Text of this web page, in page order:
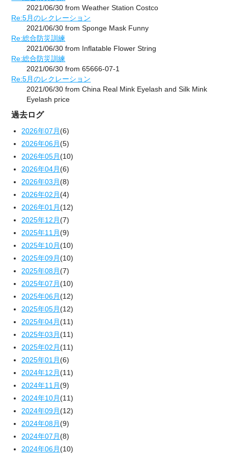
2021/06/30 from Weather Station Costco
Re:5月のレクレーション
2021/06/30 from Sponge Mask Funny
Re:総合防災訓練
2021/06/30 from Inflatable Flower String
Re:総合防災訓練
2021/06/30 from 65666-07-1
Re:5月のレクレーション
2021/06/30 from China Real Mink Eyelash and Silk Mink
Eyelash price
過去ログ
2026年07月(6)
2026年06月(5)
2026年05月(10)
2026年04月(6)
2026年03月(8)
2026年02月(4)
2026年01月(12)
2025年12月(7)
2025年11月(9)
2025年10月(10)
2025年09月(10)
2025年08月(7)
2025年07月(10)
2025年06月(12)
2025年05月(12)
2025年04月(11)
2025年03月(11)
2025年02月(11)
2025年01月(6)
2024年12月(11)
2024年11月(9)
2024年10月(11)
2024年09月(12)
2024年08月(9)
2024年07月(8)
2024年06月(10)